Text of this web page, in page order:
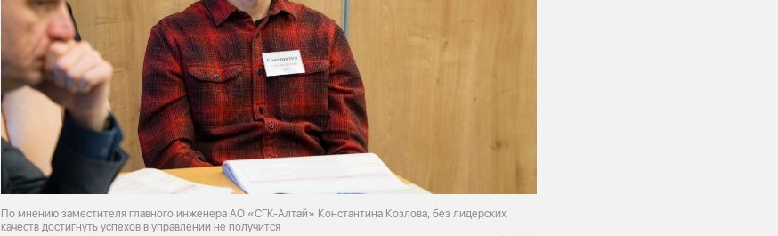
По мнению заместителя главного инженера АО «СГК-Алтай» Константина Козлова, без лидерских
качеств достигнуть успехов в управлении не получится